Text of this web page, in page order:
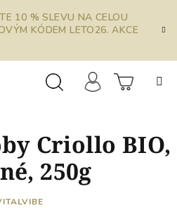
10 % SLEVU NA CELOU
KÓDEM LETO26. AKCE
košík
Criollo BIO,
250g